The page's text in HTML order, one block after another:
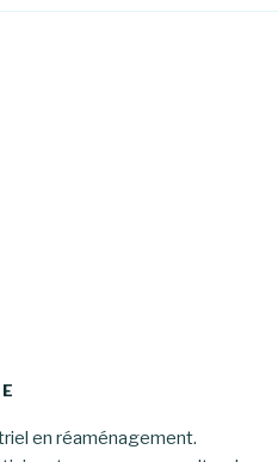
en réaménagement.